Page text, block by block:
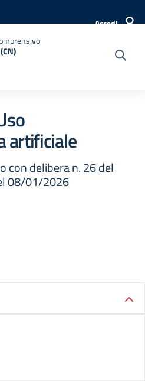
Accedi
artificiale
con delibera n. 26 del
08/01/2026